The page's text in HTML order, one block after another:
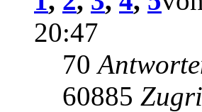
20:47
70
60885